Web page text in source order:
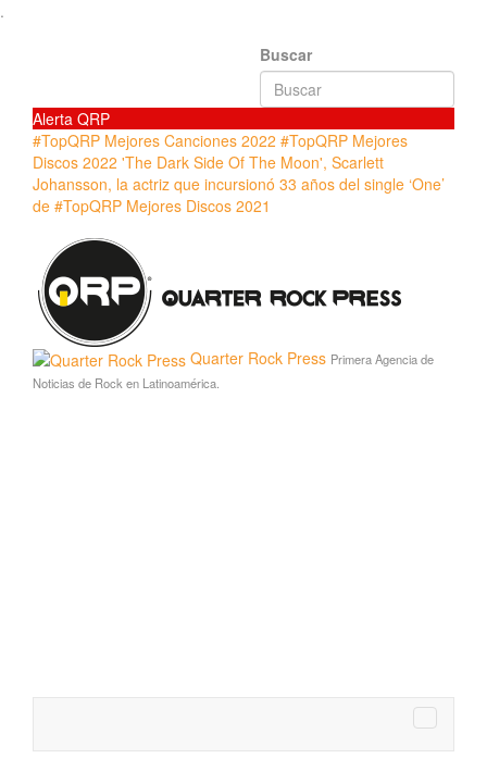
.
Buscar
Alerta QRP
#TopQRP Mejores Canciones 2022 #TopQRP Mejores
Discos 2022 'The Dark Side Of The Moon', Scarlett
Johansson, la actriz que incursionó 33 años del single ‘One’
de #TopQRP Mejores Discos 2021
Quarter Rock Press Primera Agencia de
Noticias de Rock en Latinoamérica.